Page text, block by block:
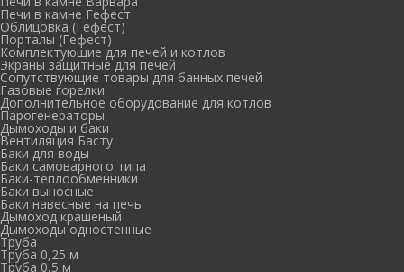
Печи в камне Гефест
Облицовка (Гефест)
Порталы (Гефест)
Комплектующие для печей и котлов
Экраны защитные для печей
Сопутствующие товары для банных печей
Газовые горелки
Дополнительное оборудование для котлов
Парогенераторы
Дымоходы и баки
Вентиляция Басту
Баки для воды
Баки самоварного типа
Баки-теплообменники
Баки выносные
Баки навесные на печь
Дымоход крашеный
Дымоходы одностенные
Труба
Труба 0,25 м
Труба 0,5 м